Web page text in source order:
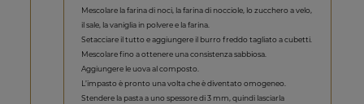
Mescolare la farina di noci, la farina di nocciole, lo zucchero a velo,
il sale, la vaniglia in polvere e la farina.
Setacciare il tutto e aggiungere il burro freddo tagliato a cubetti.
Mescolare fino a ottenere una consistenza sabbiosa.
Aggiungere le uova al composto.
L’impasto è pronto una volta che è diventato omogeneo.
Stendere la pasta a uno spessore di 3 mm, quindi lasciarla